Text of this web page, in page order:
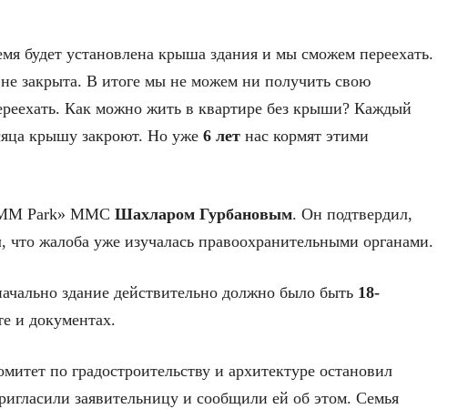
будет установлена крыша здания и мы сможем переехать.
закрыта. В итоге мы не можем ни получить свою
Как можно жить в квартире без крыши? Каждый
крышу закроют. Но уже 6 лет нас кормят этими
Park» MMC Шахларом Гурбановым. Он подтвердил,
что жалоба уже изучалась правоохранительными органами.
здание действительно должно было быть 18-
и документах.
по градостроительству и архитектуре остановил
заявительницу и сообщили ей об этом. Семья